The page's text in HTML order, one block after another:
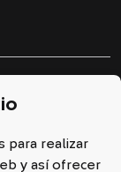
para realizar
y así ofrecer